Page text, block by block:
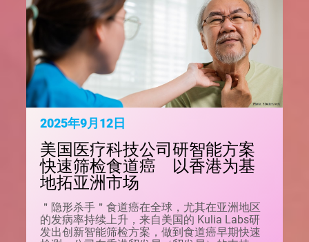
2025年9月12日
美国医疗科技公司研智能方案
快速筛检食道癌 以香港为基
地拓亚洲市场
＂隐形杀手＂食道癌在全球，尤其在亚洲地区
的发病率持续上升，来自美国的 Kulia Labs研
发出创新智能筛检方案，做到食道癌早期快速